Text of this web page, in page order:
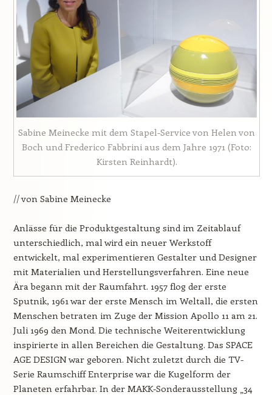
Sabine Meinecke mit dem Stapel-Service von Helen von
Boch und Frederico Fabbrini aus dem Jahre 1971 (Foto:
Kirsten Reinhardt).
// von Sabine Meinecke
Anlässe für die Produktgestaltung sind im Zeitablauf
unterschiedlich, mal wird ein neuer Werkstoff
entwickelt, mal experimentieren Gestalter und Designer
mit Materialien und Herstellungsverfahren. Eine neue
Ära begann mit der Raumfahrt. 1957 flog der erste
Sputnik, 1961 war der erste Mensch im Weltall, die ersten
Menschen betraten im Zuge der Mission Apollo 11 am 21.
Juli 1969 den Mond. Die technische Weiterentwicklung
inspirierte in allen Bereichen die Gestaltung. Das SPACE
AGE DESIGN war geboren. Nicht zuletzt durch die TV-
Serie Raumschiff Enterprise war die Kugelform der
Planeten erfahrbar. In der MAKK-Sonderausstellung „34